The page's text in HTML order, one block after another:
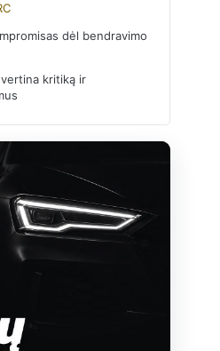
dėl bendravimo
vertina kritiką ir